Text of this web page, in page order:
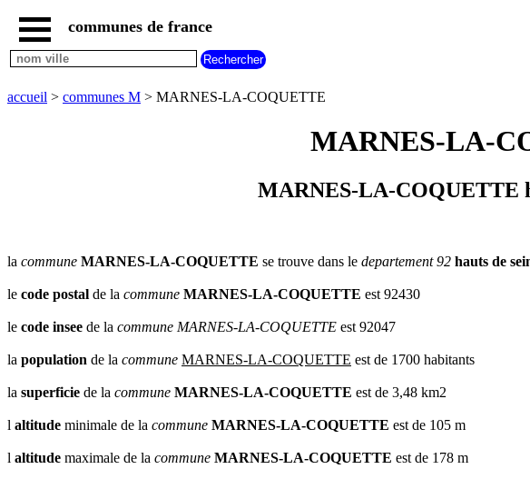
accueil
communes
regions
par
V
W X Y Z
communes de france
accueil > communes M > MARNES-LA-COQUETTE
MARNES-LA-
MARNES-LA-COQUETTE
la commune MARNES-LA-COQUETTE se trouve dans le departement 92 hauts de
le code postal de la commune MARNES-LA-COQUETTE est 92430
le code insee de la commune MARNES-LA-COQUETTE est 92047
la population de la commune MARNES-LA-COQUETTE est de 1700 habitants
la superficie de la commune MARNES-LA-COQUETTE est de 3,48 km2
l altitude minimale de la commune MARNES-LA-COQUETTE est de 105 m
l altitude maximale de la commune MARNES-LA-COQUETTE est de 178 m